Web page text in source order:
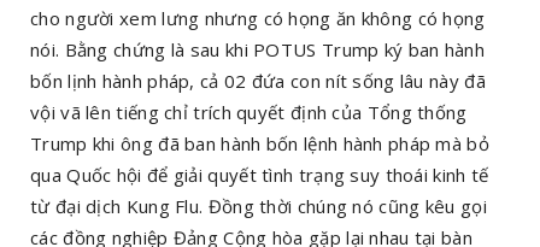
cho người xem lưng nhưng có họng ăn không có họng
nói. Bằng chứng là sau khi POTUS Trump ký ban hành
bốn lịnh hành pháp, cả 02 đứa con nít sống lâu này đã
vội vã lên tiếng chỉ trích quyết định của Tổng thống
Trump khi ông đã ban hành bốn lệnh hành pháp mà bỏ
qua Quốc hội để giải quyết tình trạng suy thoái kinh tế
từ đại dịch Kung Flu. Đồng thời chúng nó cũng kêu gọi
các đồng nghiệp Đảng Cộng hòa gặp lại nhau tại bàn